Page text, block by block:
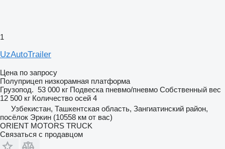
1
UzAutoTrailer
Цена по запросу
Полуприцеп низкорамная платформа
Грузопод. 53 000 кг Подвеска пневмо/пневмо Собственный вес
12 500 кг Количество осей 4
Узбекистан, Ташкентская область, Зангиатинский район,
посёлок Эркин (10558 км от вас)
ORIENT MOTORS TRUCK
Связаться с продавцом